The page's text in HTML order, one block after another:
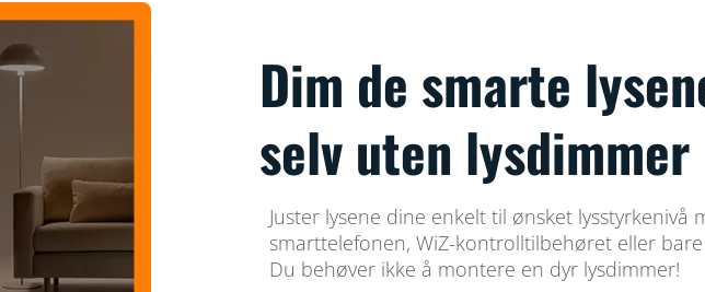
Dim de smarte
selv uten lysdimmer
Juster lysene dine enkelt til ønsket lysstyrkenivå
smarttelefonen, WiZ-kontrolltilbehøret eller
Du behøver ikke å montere en dyr lysdimmer!